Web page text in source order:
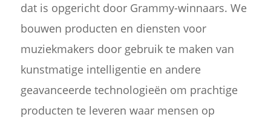
dat is opgericht door Grammy-winnaars. We
bouwen producten en diensten voor
muziekmakers door gebruik te maken van
kunstmatige intelligentie en andere
geavanceerde technologieën om prachtige
producten te leveren waar mensen op